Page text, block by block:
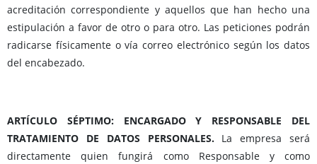
acreditación correspondiente y aquellos que han hecho una
estipulación a favor de otro o para otro. Las peticiones podrán
radicarse físicamente o vía correo electrónico según los datos
del encabezado.
ARTÍCULO SÉPTIMO: ENCARGADO Y RESPONSABLE DEL
TRATAMIENTO DE DATOS PERSONALES.La empresa será
directamente quien fungirá como Responsable y como